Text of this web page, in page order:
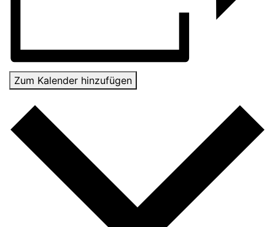
Zum Kalender hinzufügen